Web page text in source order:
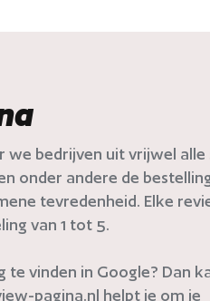
we bedrijven uit vrijwel
onder andere de
tevredenheid. Elke
van 1 tot 5.
te vinden in Google? Dan
pagina.nl helpt je om je